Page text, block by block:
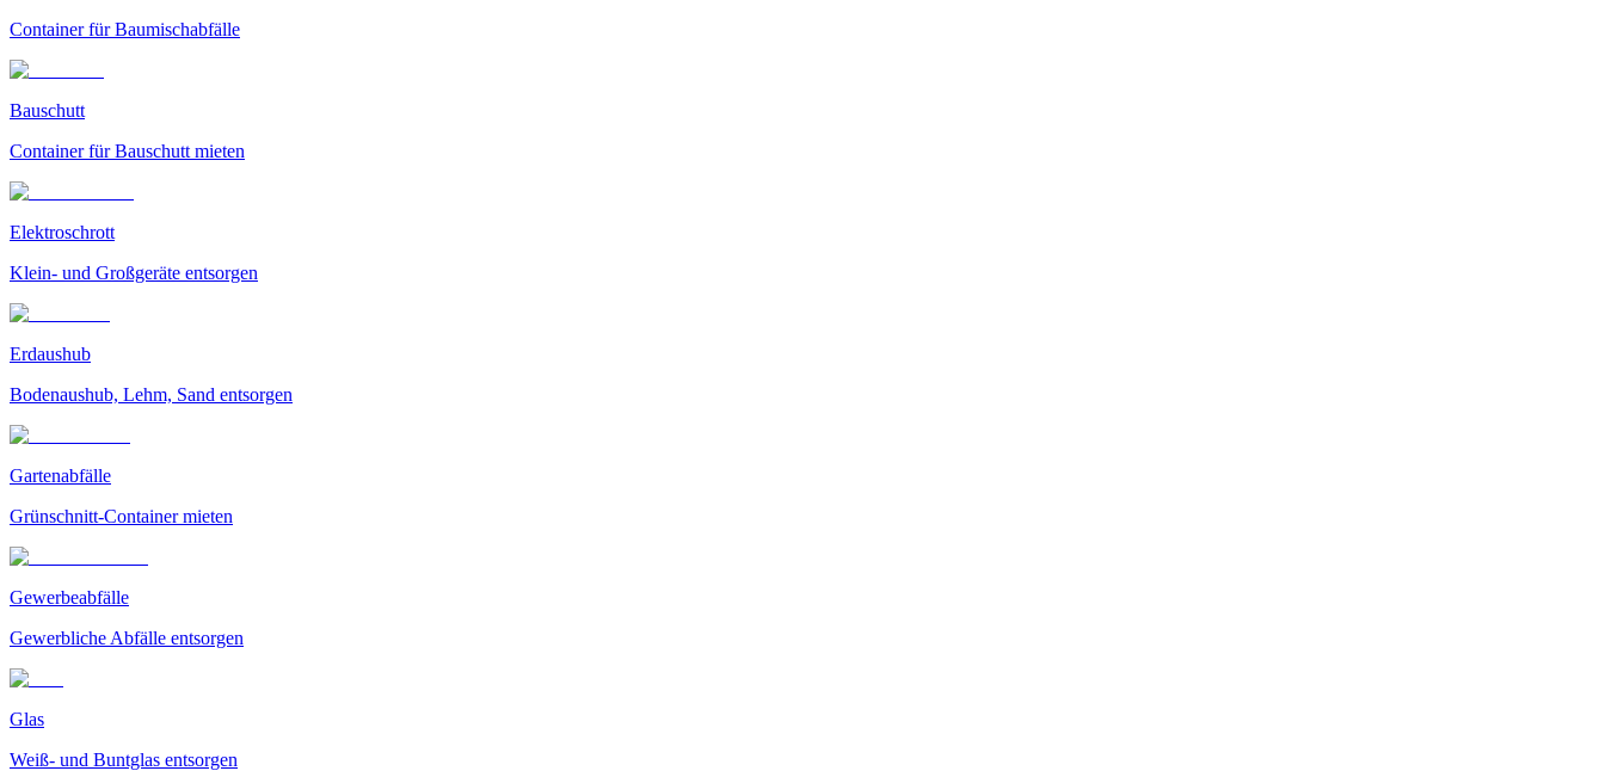
Container für Baumischabfälle
Bauschutt
Container für Bauschutt mieten
Elektroschrott
Klein- und Großgeräte entsorgen
Erdaushub
Bodenaushub, Lehm, Sand entsorgen
Gartenabfälle
Grünschnitt-Container mieten
Gewerbeabfälle
Gewerbliche Abfälle entsorgen
Glas
Weiß- und Buntglas entsorgen